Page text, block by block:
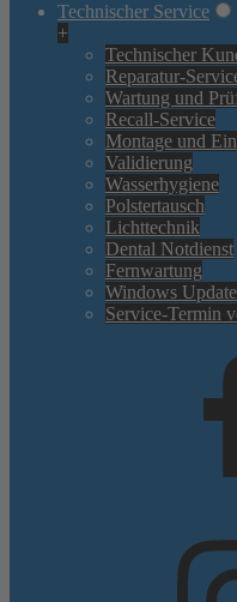
Technischer Service
+
Technischer
Reparatur-
Wartung und
Recall-Service
Montage und
Validierung
Wasserhygiene
Polstertausch
Lichttechnik
Dental Notdienst
Fernwartung
Windows Update
Service-Termin